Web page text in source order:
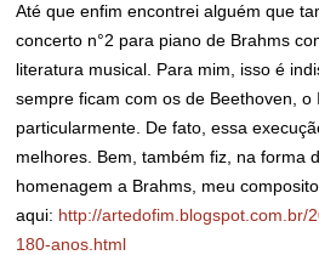
Até que enfim encontrei alguém que
concerto n°2 para piano de Brahms
literatura musical. Para mim, isso é
sempre ficam com os de Beethoven, o
particularmente. De fato, essa
melhores. Bem, também fiz, na forma
homenagem a Brahms, meu
aqui: http://artedofim.blogspot.com.br/
180-anos.html